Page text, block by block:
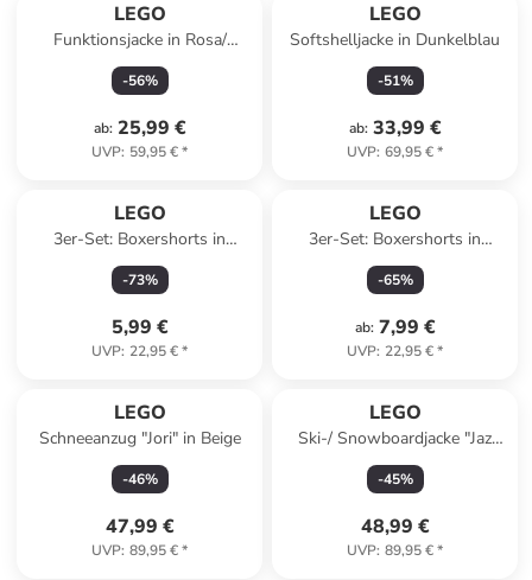
LEGO
Funktionsjacke in Rosa/
Orange
-56%
ab: 25,99 €
UVP: 59,95 €*
LEGO
Softshelljacke in Dunkelblau
-51%
ab: 33,99 €
UVP: 69,95 €*
LEGO
3er-Set: Boxershorts in
Dunkelblau/ Blau/ Orange
-73%
5,99 €
UVP: 22,95 €*
LEGO
3er-Set: Boxershorts in
Dunkelblau/ Blau/ Braun
-65%
ab: 7,99 €
UVP: 22,95 €*
LEGO
Schneeanzug "Jori" in Beige
-46%
47,99 €
UVP: 89,95 €*
LEGO
Ski-/ Snowboardjacke "Jaz
805" in Lila/ Dunkelblau
-45%
48,99 €
UVP: 89,95 €*